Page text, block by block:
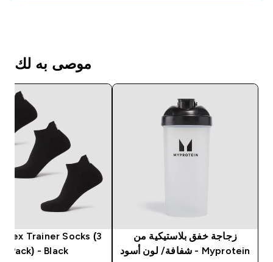
موصى به لك
زجاجة خفق بلاستيكية من
Myprotein - شفافة/ لون أسود
Trainer Socks (3
Pack) - Black